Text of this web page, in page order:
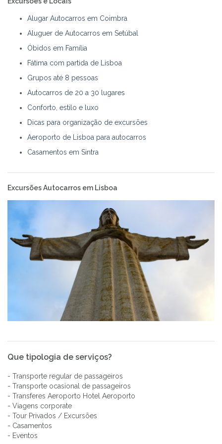
Alugar Autocarros em Coimbra
Aluguer de Autocarros em Setúbal
Óbidos em Família
Fátima com partida de Lisboa
Grupos até 8 pessoas
Autocarros de 20 a 30 lugares
Conforto, estilo e luxo
Dicas para organização de excursões
Aeroporto de Lisboa para autocarros
Casamentos em Sintra
Excursões Autocarros em Lisboa
Que tipologia de serviços?
- Transporte regular de passageiros
- Transporte ocasional de passageiros
- Transferes Aeroporto Hotel Aeroporto
- Viagens corporate
- Tour Privados / Excursões
- Casamentos
- Eventos